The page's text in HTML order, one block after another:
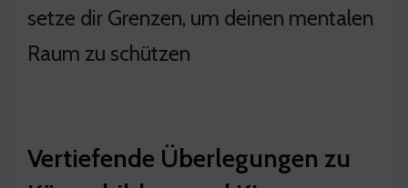
setze dir Grenzen, um deinen mentalen
Raum zu schützen
Vertiefende Überlegungen zu